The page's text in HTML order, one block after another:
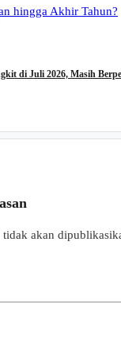
di Juli 2026, Masih
akan